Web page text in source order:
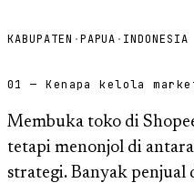
KABUPATEN ·PAPUA · INDONESIA
01 — Kenapa kelola
Membuka toko di
tetapi menonjol di
strategi. Banyak